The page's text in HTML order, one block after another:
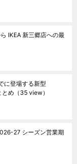
IKEA 新三郷店への最
に登場する新型
とめ （35 view）
27 シーズン営業期